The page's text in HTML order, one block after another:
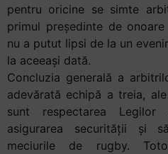
pentru oricine se simte
primul președinte de
nu a putut lipsi de la un
la aceeași dată.
Concluzia generală a
adevărată echipă a treia,
sunt respectarea
asigurarea securității și
meciurile de rugby.